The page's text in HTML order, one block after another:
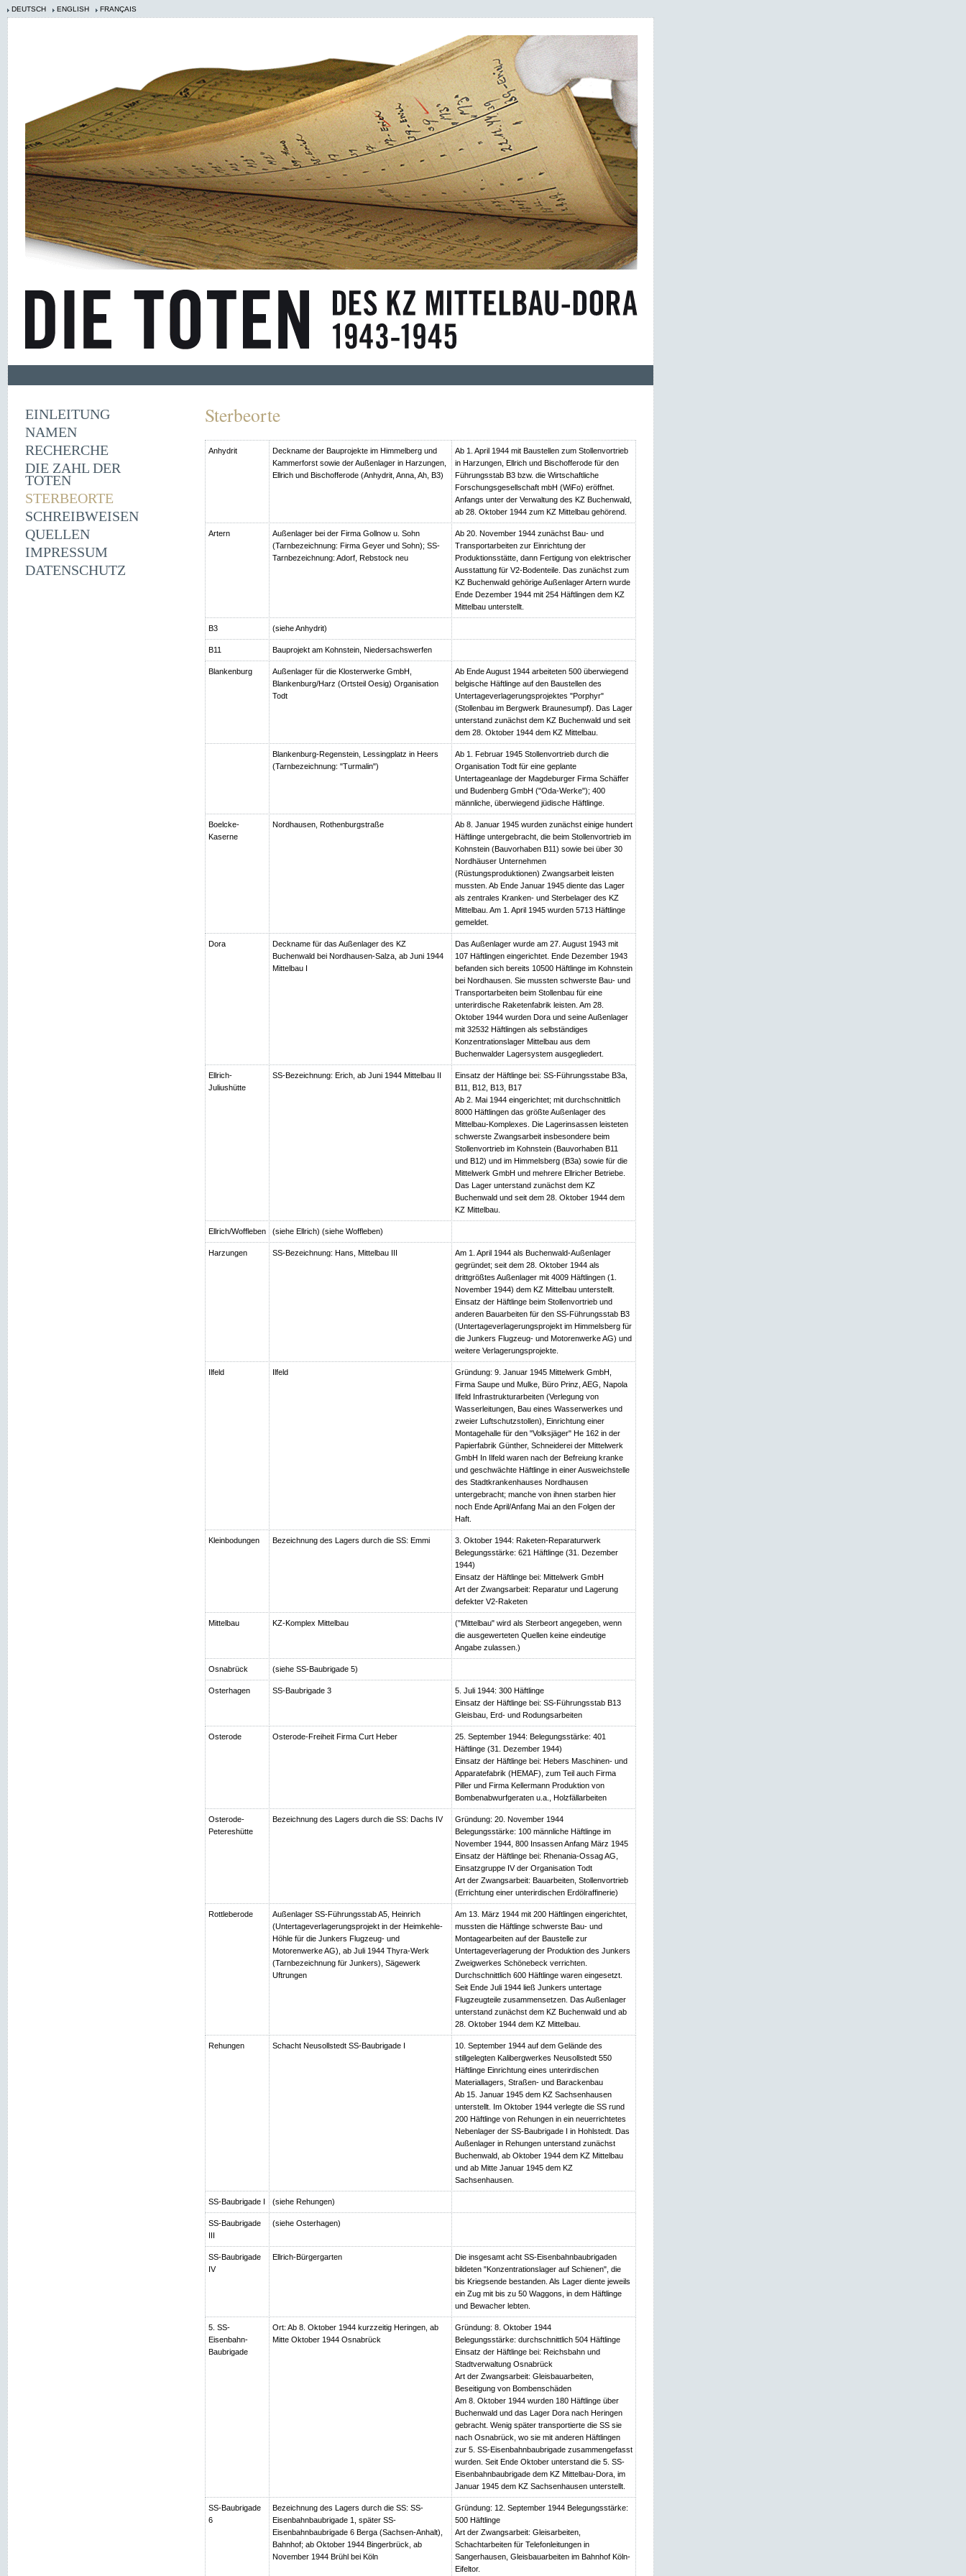
DEUTSCH ENGLISH FRANÇAIS
EINLEITUNG
NAMEN
RECHERCHE
DIE ZAHL DER
TOTEN
STERBEORTE
SCHREIBWEISEN
QUELLEN
IMPRESSUM
DATENSCHUTZ
Sterbeorte
Anhydrit
Deckname der Bauprojekte im Himmelberg und
Kammerforst sowie der Außenlager in Harzungen,
Ellrich und Bischofferode (Anhydrit, Anna, Ah, B3)
Ab 1. April 1944 mit Baustellen zum Stollenvortrieb
in Harzungen, Ellrich und Bischofferode für den
Führungsstab B3 bzw. die Wirtschaftliche
Forschungsgesellschaft mbH (WiFo) eröffnet.
Anfangs unter der Verwaltung des KZ Buchenwald,
ab 28. Oktober 1944 zum KZ Mittelbau gehörend.
Artern
Außenlager bei der Firma Gollnow u. Sohn
(Tarnbezeichnung: Firma Geyer und Sohn); SS-
Tarnbezeichnung: Adorf, Rebstock neu
Ab 20. November 1944 zunächst Bau- und
Transportarbeiten zur Einrichtung der
Produktionsstätte, dann Fertigung von elektrischer
Ausstattung für V2-Bodenteile. Das zunächst zum
KZ Buchenwald gehörige Außenlager Artern wurde
Ende Dezember 1944 mit 254 Häftlingen dem KZ
Mittelbau unterstellt.
B3 (siehe Anhydrit)
B11 Bauprojekt am Kohnstein, Niedersachswerfen
Blankenburg
Außenlager für die Klosterwerke GmbH,
Blankenburg/Harz (Ortsteil Oesig) Organisation
Todt
Ab Ende August 1944 arbeiteten 500 überwiegend
belgische Häftlinge auf den Baustellen des
Untertageverlagerungsprojektes "Porphyr"
(Stollenbau im Bergwerk Braunesumpf). Das Lager
unterstand zunächst dem KZ Buchenwald und seit
dem 28. Oktober 1944 dem KZ Mittelbau.
Blankenburg-Regenstein, Lessingplatz in Heers
(Tarnbezeichnung: "Turmalin")
Ab 1. Februar 1945 Stollenvortrieb durch die
Organisation Todt für eine geplante
Untertageanlage der Magdeburger Firma Schäffer
und Budenberg GmbH ("Oda-Werke"); 400
männliche, überwiegend jüdische Häftlinge.
Boelcke-
Kaserne
Nordhausen, Rothenburgstraße
Ab 8. Januar 1945 wurden zunächst einige hundert
Häftlinge untergebracht, die beim Stollenvortrieb im
Kohnstein (Bauvorhaben B11) sowie bei über 30
Nordhäuser Unternehmen
(Rüstungsproduktionen) Zwangsarbeit leisten
mussten. Ab Ende Januar 1945 diente das Lager
als zentrales Kranken- und Sterbelager des KZ
Mittelbau. Am 1. April 1945 wurden 5713 Häftlinge
gemeldet.
Dora
Deckname für das Außenlager des KZ
Buchenwald bei Nordhausen-Salza, ab Juni 1944
Mittelbau I
Das Außenlager wurde am 27. August 1943 mit
107 Häftlingen eingerichtet. Ende Dezember 1943
befanden sich bereits 10500 Häftlinge im Kohnstein
bei Nordhausen. Sie mussten schwerste Bau- und
Transportarbeiten beim Stollenbau für eine
unterirdische Raketenfabrik leisten. Am 28.
Oktober 1944 wurden Dora und seine Außenlager
mit 32532 Häftlingen als selbständiges
Konzentrationslager Mittelbau aus dem
Buchenwalder Lagersystem ausgegliedert.
Ellrich-
Juliushütte
SS-Bezeichnung: Erich, ab Juni 1944 Mittelbau II
Einsatz der Häftlinge bei: SS-Führungsstabe B3a,
B11, B12, B13, B17
Ab 2. Mai 1944 eingerichtet; mit durchschnittlich
8000 Häftlingen das größte Außenlager des
Mittelbau-Komplexes. Die Lagerinsassen leisteten
schwerste Zwangsarbeit insbesondere beim
Stollenvortrieb im Kohnstein (Bauvorhaben B11
und B12) und im Himmelsberg (B3a) sowie für die
Mittelwerk GmbH und mehrere Ellricher Betriebe.
Das Lager unterstand zunächst dem KZ
Buchenwald und seit dem 28. Oktober 1944 dem
KZ Mittelbau.
Ellrich/Woffleben (siehe Ellrich) (siehe Woffleben)
Harzungen SS-Bezeichnung: Hans, Mittelbau III
Am 1. April 1944 als Buchenwald-Außenlager
gegründet; seit dem 28. Oktober 1944 als
drittgrößtes Außenlager mit 4009 Häftlingen (1.
November 1944) dem KZ Mittelbau unterstellt.
Einsatz der Häftlinge beim Stollenvortrieb und
anderen Bauarbeiten für den SS-Führungsstab B3
(Untertageverlagerungsprojekt im Himmelsberg für
die Junkers Flugzeug- und Motorenwerke AG) und
weitere Verlagerungsprojekte.
Ilfeld Ilfeld
Gründung: 9. Januar 1945 Mittelwerk GmbH,
Firma Saupe und Mulke, Büro Prinz, AEG, Napola
Ilfeld Infrastrukturarbeiten (Verlegung von
Wasserleitungen, Bau eines Wasserwerkes und
zweier Luftschutzstollen), Einrichtung einer
Montagehalle für den "Volksjäger" He 162 in der
Papierfabrik Günther, Schneiderei der Mittelwerk
GmbH In Ilfeld waren nach der Befreiung kranke
und geschwächte Häftlinge in einer Ausweichstelle
des Stadtkrankenhauses Nordhausen
untergebracht; manche von ihnen starben hier
noch Ende April/Anfang Mai an den Folgen der
Haft.
Kleinbodungen Bezeichnung des Lagers durch die SS: Emmi
3. Oktober 1944: Raketen-Reparaturwerk
Belegungsstärke: 621 Häftlinge (31. Dezember
1944)
Einsatz der Häftlinge bei: Mittelwerk GmbH
Art der Zwangsarbeit: Reparatur und Lagerung
defekter V2-Raketen
Mittelbau KZ-Komplex Mittelbau
("Mittelbau" wird als Sterbeort angegeben, wenn
die ausgewerteten Quellen keine eindeutige
Angabe zulassen.)
Osnabrück (siehe SS-Baubrigade 5)
Osterhagen SS-Baubrigade 3
5. Juli 1944: 300 Häftlinge
Einsatz der Häftlinge bei: SS-Führungsstab B13
Gleisbau, Erd- und Rodungsarbeiten
Osterode Osterode-Freiheit Firma Curt Heber
25. September 1944: Belegungsstärke: 401
Häftlinge (31. Dezember 1944)
Einsatz der Häftlinge bei: Hebers Maschinen- und
Apparatefabrik (HEMAF), zum Teil auch Firma
Piller und Firma Kellermann Produktion von
Bombenabwurfgeraten u.a., Holzfällarbeiten
Osterode-
Petereshütte
Bezeichnung des Lagers durch die SS: Dachs IV
Gründung: 20. November 1944
Belegungsstärke: 100 männliche Häftlinge im
November 1944, 800 Insassen Anfang März 1945
Einsatz der Häftlinge bei: Rhenania-Ossag AG,
Einsatzgruppe IV der Organisation Todt
Art der Zwangsarbeit: Bauarbeiten, Stollenvortrieb
(Errichtung einer unterirdischen Erdölraffinerie)
Rottleberode
Außenlager SS-Führungsstab A5, Heinrich
(Untertageverlagerungsprojekt in der Heimkehle-
Höhle für die Junkers Flugzeug- und
Motorenwerke AG), ab Juli 1944 Thyra-Werk
(Tarnbezeichnung für Junkers), Sägewerk
Uftrungen
Am 13. März 1944 mit 200 Häftlingen eingerichtet,
mussten die Häftlinge schwerste Bau- und
Montagearbeiten auf der Baustelle zur
Untertageverlagerung der Produktion des Junkers
Zweigwerkes Schönebeck verrichten.
Durchschnittlich 600 Häftlinge waren eingesetzt.
Seit Ende Juli 1944 ließ Junkers untertage
Flugzeugteile zusammensetzen. Das Außenlager
unterstand zunächst dem KZ Buchenwald und ab
28. Oktober 1944 dem KZ Mittelbau.
Rehungen Schacht Neusollstedt SS-Baubrigade I
10. September 1944 auf dem Gelände des
stillgelegten Kalibergwerkes Neusollstedt 550
Häftlinge Einrichtung eines unterirdischen
Materiallagers, Straßen- und Barackenbau
Ab 15. Januar 1945 dem KZ Sachsenhausen
unterstellt. Im Oktober 1944 verlegte die SS rund
200 Häftlinge von Rehungen in ein neuerrichtetes
Nebenlager der SS-Baubrigade I in Hohlstedt. Das
Außenlager in Rehungen unterstand zunächst
Buchenwald, ab Oktober 1944 dem KZ Mittelbau
und ab Mitte Januar 1945 dem KZ
Sachsenhausen.
SS-Baubrigade I (siehe Rehungen)
SS-Baubrigade
III
(siehe Osterhagen)
SS-Baubrigade
IV
Ellrich-Bürgergarten
Die insgesamt acht SS-Eisenbahnbaubrigaden
bildeten "Konzentrationslager auf Schienen", die
bis Kriegsende bestanden. Als Lager diente jeweils
ein Zug mit bis zu 50 Waggons, in dem Häftlinge
und Bewacher lebten.
5. SS-
Eisenbahn-
Baubrigade
Ort: Ab 8. Oktober 1944 kurzzeitig Heringen, ab
Mitte Oktober 1944 Osnabrück
Gründung: 8. Oktober 1944
Belegungsstärke: durchschnittlich 504 Häftlinge
Einsatz der Häftlinge bei: Reichsbahn und
Stadtverwaltung Osnabrück
Art der Zwangsarbeit: Gleisbauarbeiten,
Beseitigung von Bombenschäden
Am 8. Oktober 1944 wurden 180 Häftlinge über
Buchenwald und das Lager Dora nach Heringen
gebracht. Wenig später transportierte die SS sie
nach Osnabrück, wo sie mit anderen Häftlingen
zur 5. SS-Eisenbahnbaubrigade zusammengefasst
wurden. Seit Ende Oktober unterstand die 5. SS-
Eisenbahnbaubrigade dem KZ Mittelbau-Dora, im
Januar 1945 dem KZ Sachsenhausen unterstellt.
SS-Baubrigade
6
Bezeichnung des Lagers durch die SS: SS-
Eisenbahnbaubrigade 1, später SS-
Eisenbahnbaubrigade 6 Berga (Sachsen-Anhalt),
Bahnhof; ab Oktober 1944 Bingerbrück, ab
November 1944 Brühl bei Köln
Gründung: 12. September 1944 Belegungsstärke:
500 Häftlinge
Art der Zwangsarbeit: Gleisarbeiten,
Schachtarbeiten für Telefonleitungen in
Sangerhausen, Gleisbauarbeiten im Bahnhof Köln-
Eifeltor.